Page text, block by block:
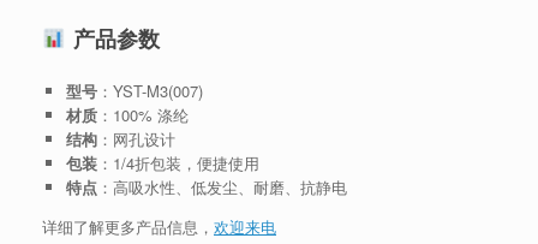
产品参数
型号：YST-M3(007)
材质：100% 涤纶
结构：网孔设计
包装：1/4折包装，便捷使用
特点：高吸水性、低发尘、耐磨、抗静电
详细了解更多产品信息， 欢迎来电